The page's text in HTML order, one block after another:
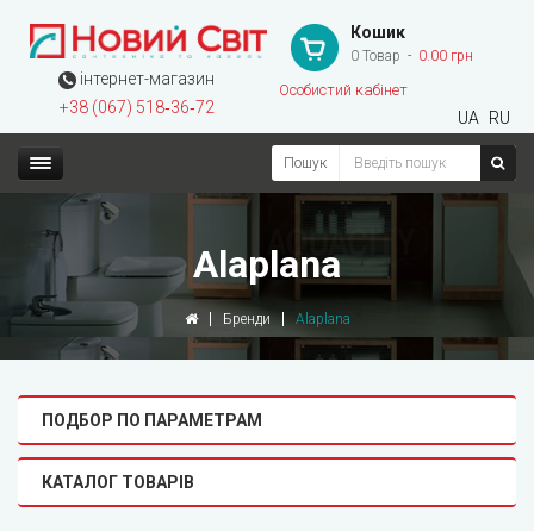
інтернет-магазин
+38 (067) 518‑36‑72
Кошик
0 Товар 0.00 грн
Особистий кабінет
UA RU
Пошук
Alaplana
Бренди Alaplana
ПОДБОР ПО ПАРАМЕТРАМ
КАТАЛОГ ТОВАРІВ